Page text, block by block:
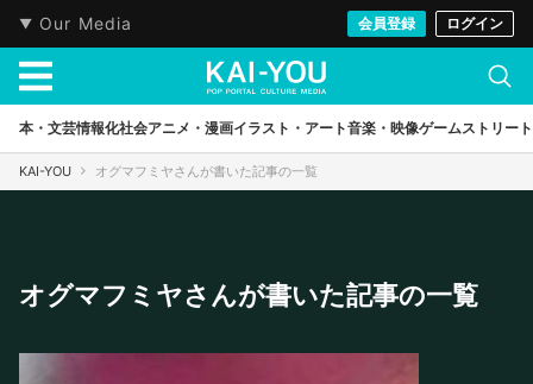
Our Media 会員登録 ログイン
本・文芸情報化社会アニメ・漫画イラスト・アート音楽・映像ゲームストリート
KAI-YOU オグマフミヤさんが書いた記事の一覧
オグマフミヤさんが書いた記事の一覧